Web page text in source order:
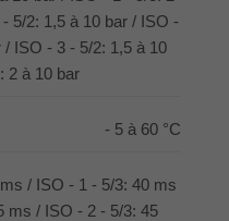
5/2: 1,5 à 10 bar / ISO -
/ ISO - 3 - 5/2: 1,5 à 10
2 à 10 bar
- 5 à 60 °C
/ ISO - 1 - 5/3: 40 ms
ms / ISO - 2 - 5/3: 45